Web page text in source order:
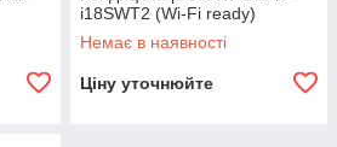
i18SWT2 (Wi-Fi ready)
Немає в наявності
Ціну уточнюйте